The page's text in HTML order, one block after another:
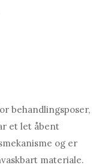
behandlingsposer,
et let åbent
og er
materiale.